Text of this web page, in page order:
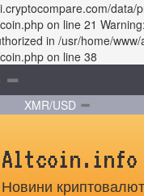
on line 21
in /usr/home/
on line 38
XMR/USD
Altcoin.info
Новини криптовалют